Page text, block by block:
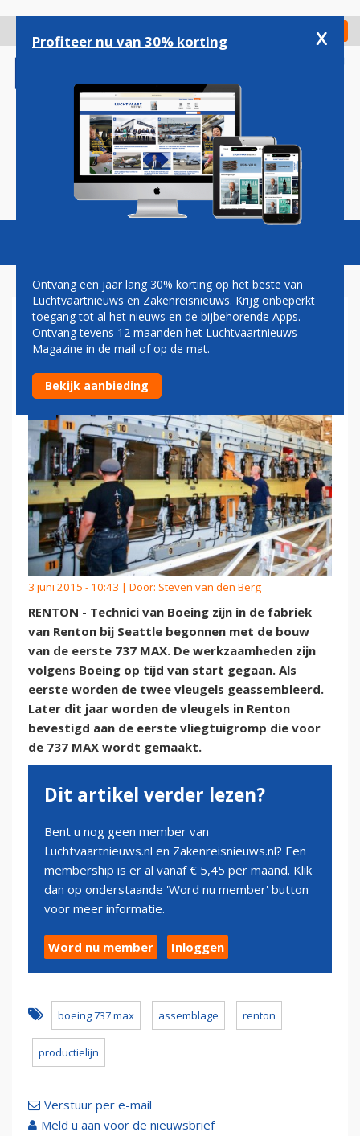
gaan
Check in
Magazine Podcasts Vacatures
BOEING GESTART MET BOUW
EERSTE 737 MAX
3 juni 2015 - 10:43 | Door: Steven van den Berg
RENTON - Technici van Boeing zijn in de fabriek
van Renton bij Seattle begonnen met de bouw
van de eerste 737 MAX. De werkzaamheden zijn
volgens Boeing op tijd van start gegaan. Als
eerste worden de twee vleugels geassembleerd.
Later dit jaar worden de vleugels in Renton
bevestigd aan de eerste vliegtuigromp die voor
de 737 MAX wordt gemaakt.
Dit artikel verder lezen?
Bent u nog geen member van
Luchtvaartnieuws.nl en Zakenreisnieuws.nl? Een
membership is er al vanaf € 5,45 per maand. Klik
dan op onderstaande 'Word nu member' button
voor meer informatie.
Word nu member Inloggen
boeing 737 max assemblage renton
productielijn
Verstuur per e-mail
Meld u aan voor de nieuwsbrief
Profiteer nu van 30% korting x
Ontvang een jaar lang 30% korting op het beste van
Luchtvaartnieuws en Zakenreisnieuws. Krijg onbeperkt
toegang tot al het nieuws en de bijbehorende Apps.
Ontvang tevens 12 maanden het Luchtvaartnieuws
Magazine in de mail of op de mat.
Bekijk aanbieding